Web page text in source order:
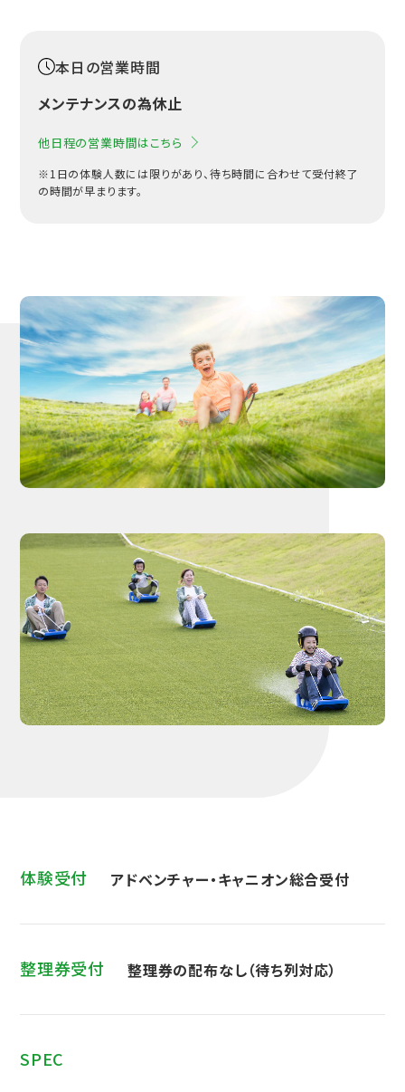
本日の営業時間
メンテナンスの為休止
他日程の営業時間はこちら
※1日の体験人数には限りがあり、待ち時間に合わせて受付終了
の時間が早まります。
体験受付 アドベンチャー・キャニオン総合受付
整理券受付 整理券の配布なし（待ち列対応）
SPEC